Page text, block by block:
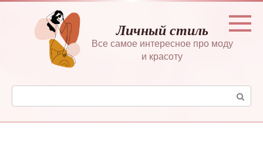
Перейти
контенту
Личный стиль
Все самое интересное про моду
и красоту
Поиск: